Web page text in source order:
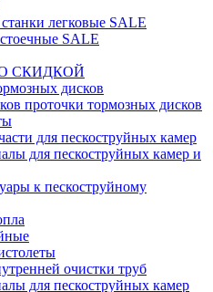
легковые SALE
SALE
СКИДКОЙ
дисков
проточки тормозных дисков
для пескоструйных камер
для пескоструйных камер и
к пескоструйному
очистки труб
для пескоструйных камер